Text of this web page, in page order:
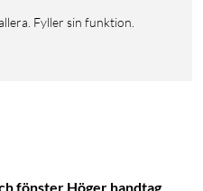
Fyller sin funktion.
fönster Höger handtag